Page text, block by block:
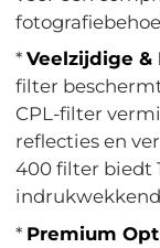
*Veelzijdige &
filter
CPL-filter
reflecties en
400 filter biedt
* Premium